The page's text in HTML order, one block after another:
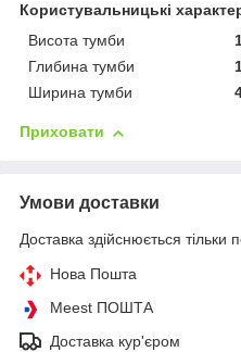
Користувальницькі
Висота тумби
Глибина тумби
Ширина тумби
Приховати
Умови доставки
Доставка здійснюється тільки
Нова Пошта
Meest ПОШТА
Доставка кур'єром